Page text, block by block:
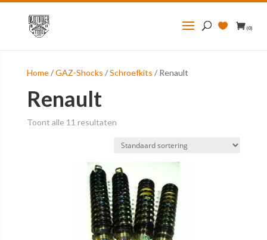
(0)
Home/GAZ-Shocks /Schroefkits / Renault
Renault
Toont alle 11 resultaten